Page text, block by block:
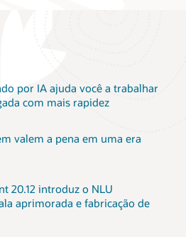
por IA ajuda você a trabalhar
com mais rapidez
valem a pena em uma era
20.12 introduz o NLU
aprimorada e fabricação de